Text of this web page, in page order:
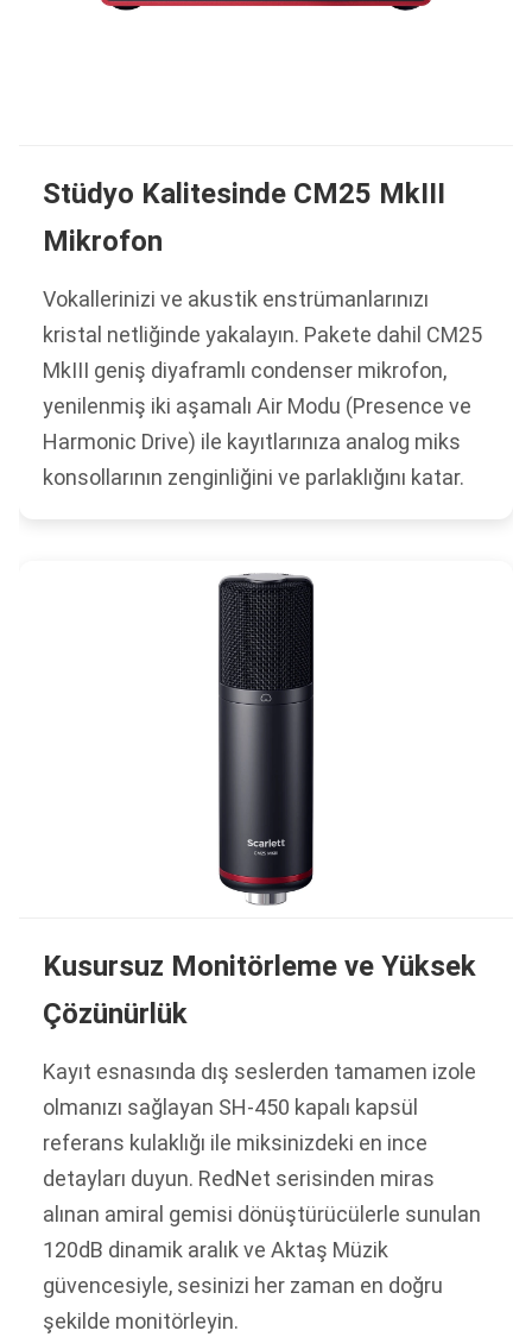
Stüdyo Kalitesinde CM25 MkIII
Mikrofon
Vokallerinizi ve akustik enstrümanlarınızı
kristal netliğinde yakalayın. Pakete dahil CM25
MkIII geniş diyaframlı condenser mikrofon,
yenilenmiş iki aşamalı Air Modu (Presence ve
Harmonic Drive) ile kayıtlarınıza analog miks
konsollarının zenginliğini ve parlaklığını katar.
Kusursuz Monitörleme ve Yüksek
Çözünürlük
Kayıt esnasında dış seslerden tamamen izole
olmanızı sağlayan SH-450 kapalı kapsül
referans kulaklığı ile miksinizdeki en ince
detayları duyun. RedNet serisinden miras
alınan amiral gemisi dönüştürücülerle sunulan
120dB dinamik aralık ve Aktaş Müzik
güvencesiyle, sesinizi her zaman en doğru
şekilde monitörleyin.